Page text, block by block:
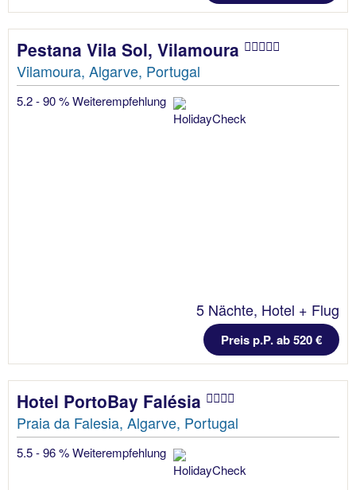
Pestana Vila Sol, Vilamoura
Vilamoura, Algarve, Portugal
5.2 - 90 % Weiterempfehlung
5 Nächte, Hotel + Flug
Preis p.P. ab 520 €
Hotel PortoBay Falésia
Praia da Falesia, Algarve, Portugal
5.5 - 96 % Weiterempfehlung